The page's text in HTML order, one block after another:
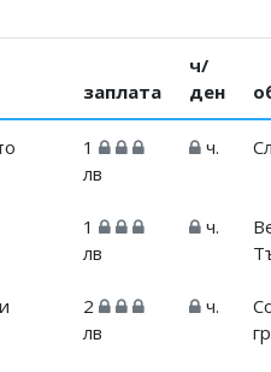
заплата
ч/
ден
1
лв
ч.
1
лв
ч.
2
лв
ч.